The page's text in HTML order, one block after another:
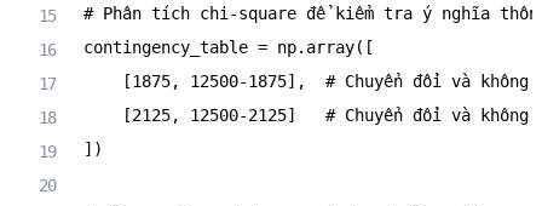
# Phân tích chi-square để kiểm tra ý nghĩa
contingency_table = np. array( [
[1875, 12500-1875] ,
# Chuyển đổi và không
[2125, 12500-2125]
# Chuyển đổi và không
] )